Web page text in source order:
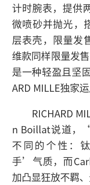
计时腕表，提供
微喷砂并抛光，
层表壳，限量发
维款同样限量发
是一种轻盈且坚
ARD MILLE独家运
RICHARD
n Boillat说道，
不同的个性：
手’气质，而
加凸显狂放不羁